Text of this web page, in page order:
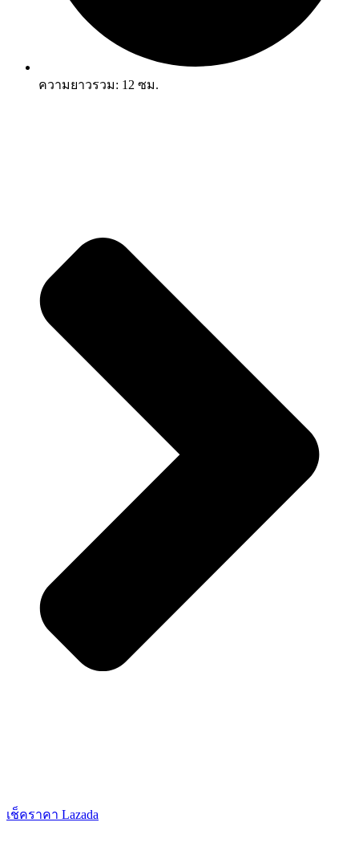
ความยาวรวม: 12 ซม.
เช็คราคา Lazada